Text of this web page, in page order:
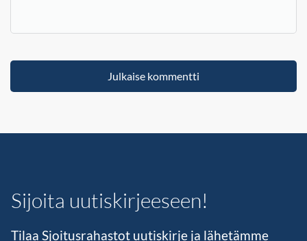
Sijoita uutiskirjeeseen!
Tilaa Sjoitusrahastot uutiskirje ja lähetämme